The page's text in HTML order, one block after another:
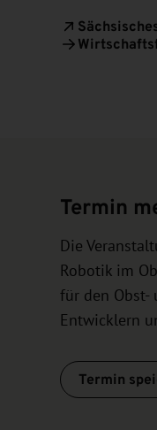
Termin
Die
Robotik im
für den Obst-
Entwicklern
Termin